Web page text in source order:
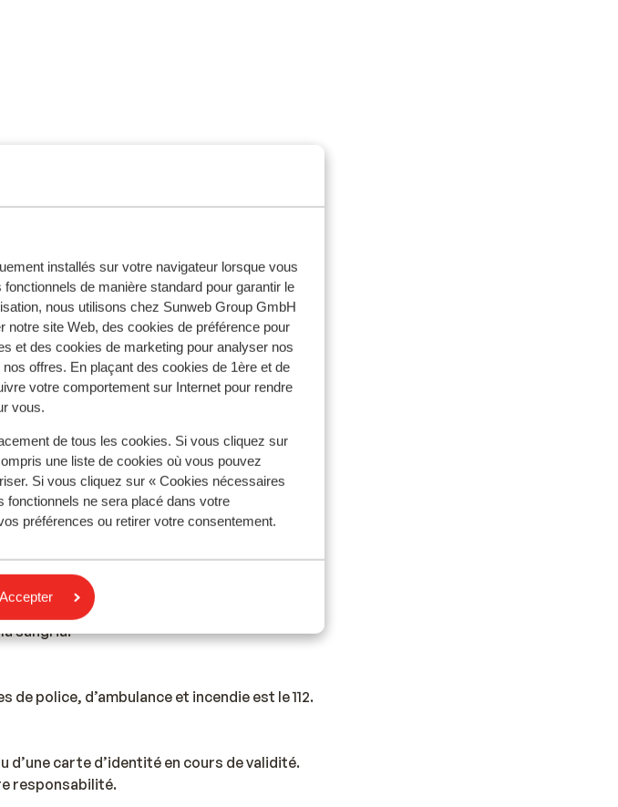
installés sur votre navigateur lorsque vous
de manière standard pour garantir le
nous utilisons chez Sunweb Group GmbH
site Web, des cookies de préférence pour
et des cookies de marketing pour analyser nos
offres. En plaçant des cookies de 1ère et de
votre comportement sur Internet pour rendre
vous.
de tous les cookies. Si vous cliquez sur
une liste de cookies où vous pouvez
Si vous cliquez sur « Cookies nécessaires
fonctionnels ne sera placé dans votre
préférences ou retirer votre consentement.
Accepter
France, sauf sur les îles Canaries (-1h).
par carte bancaire en Espagne et aux îles
pourboires.
varie entre 220 et 240 V. Un
sangria.
de police, d’ambulance et incendie est le 112.
d’une carte d’identité en cours de validité.
responsabilité.